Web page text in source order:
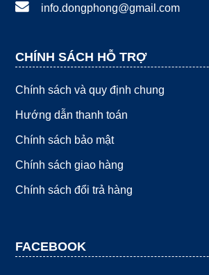
info.dongphong@gmail.com
CHÍNH SÁCH HỖ TRỢ
Chính sách và quy định chung
Hướng dẫn thanh toán
Chính sách bảo mật
Chính sách giao hàng
Chính sách đổi trả hàng
FACEBOOK